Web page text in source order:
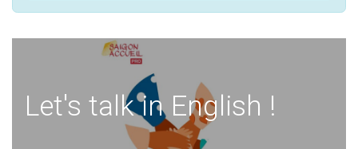
Let's talk in English !